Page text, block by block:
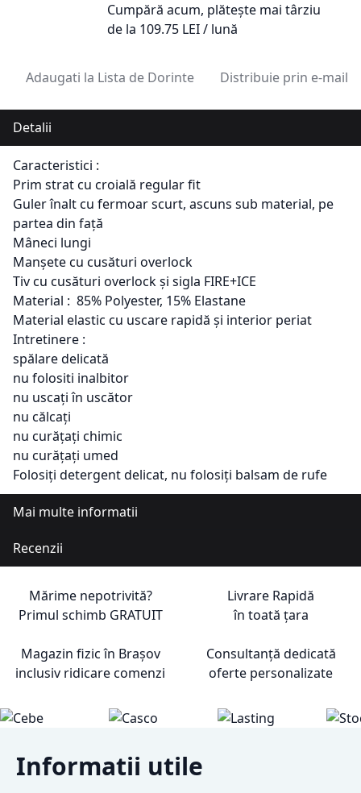
Cumpără acum, plătește mai târziu
de la 109.75 LEI / lună
Adaugati la Lista de Dorinte Distribuie prin e-mail
Detalii
Caracteristici :
Prim strat cu croială regular fit
Guler înalt cu fermoar scurt, ascuns sub material, pe
partea din față
Mâneci lungi
Manșete cu cusături overlock
Tiv cu cusături overlock și sigla FIRE+ICE
Material : 85% Polyester, 15% Elastane
Material elastic cu uscare rapidă și interior periat
Intretinere :
spălare delicată
nu folositi inalbitor
nu uscați în uscător
nu călcați
nu curățați chimic
nu curățați umed
Folosiți detergent delicat, nu folosiți balsam de rufe
Mai multe informatii
Recenzii
Mărime nepotrivită?
Primul schimb GRATUIT
Livrare Rapidă
în toată țara
Magazin fizic în Brașov
inclusiv ridicare comenzi
Consultanță dedicată
oferte personalizate
Informatii utile